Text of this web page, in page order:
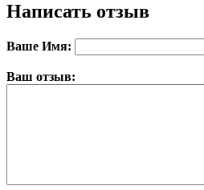
Написать отзыв
Ваше Имя:
Ваш отзыв: